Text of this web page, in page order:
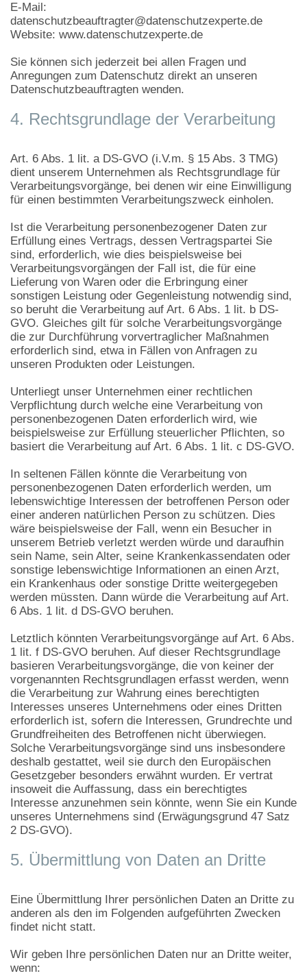
E-Mail:
datenschutzbeauftragter@datenschutzexperte.de
Website: www.datenschutzexperte.de
Sie können sich jederzeit bei allen Fragen und
Anregungen zum Datenschutz direkt an unseren
Datenschutzbeauftragten wenden.
4. Rechtsgrundlage der Verarbeitung
Art. 6 Abs. 1 lit. a DS-GVO (i.V.m. § 15 Abs. 3 TMG)
dient unserem Unternehmen als Rechtsgrundlage für
Verarbeitungsvorgänge, bei denen wir eine Einwilligung
für einen bestimmten Verarbeitungszweck einholen.
Ist die Verarbeitung personenbezogener Daten zur
Erfüllung eines Vertrags, dessen Vertragspartei Sie
sind, erforderlich, wie dies beispielsweise bei
Verarbeitungsvorgängen der Fall ist, die für eine
Lieferung von Waren oder die Erbringung einer
sonstigen Leistung oder Gegenleistung notwendig sind,
so beruht die Verarbeitung auf Art. 6 Abs. 1 lit. b DS-
GVO. Gleiches gilt für solche Verarbeitungsvorgänge
die zur Durchführung vorvertraglicher Maßnahmen
erforderlich sind, etwa in Fällen von Anfragen zu
unseren Produkten oder Leistungen.
Unterliegt unser Unternehmen einer rechtlichen
Verpflichtung durch welche eine Verarbeitung von
personenbezogenen Daten erforderlich wird, wie
beispielsweise zur Erfüllung steuerlicher Pflichten, so
basiert die Verarbeitung auf Art. 6 Abs. 1 lit. c DS-GVO.
In seltenen Fällen könnte die Verarbeitung von
personenbezogenen Daten erforderlich werden, um
lebenswichtige Interessen der betroffenen Person oder
einer anderen natürlichen Person zu schützen. Dies
wäre beispielsweise der Fall, wenn ein Besucher in
unserem Betrieb verletzt werden würde und daraufhin
sein Name, sein Alter, seine Krankenkassendaten oder
sonstige lebenswichtige Informationen an einen Arzt,
ein Krankenhaus oder sonstige Dritte weitergegeben
werden müssten. Dann würde die Verarbeitung auf Art.
6 Abs. 1 lit. d DS-GVO beruhen.
Letztlich könnten Verarbeitungsvorgänge auf Art. 6 Abs.
1 lit. f DS-GVO beruhen. Auf dieser Rechtsgrundlage
basieren Verarbeitungsvorgänge, die von keiner der
vorgenannten Rechtsgrundlagen erfasst werden, wenn
die Verarbeitung zur Wahrung eines berechtigten
Interesses unseres Unternehmens oder eines Dritten
erforderlich ist, sofern die Interessen, Grundrechte und
Grundfreiheiten des Betroffenen nicht überwiegen.
Solche Verarbeitungsvorgänge sind uns insbesondere
deshalb gestattet, weil sie durch den Europäischen
Gesetzgeber besonders erwähnt wurden. Er vertrat
insoweit die Auffassung, dass ein berechtigtes
Interesse anzunehmen sein könnte, wenn Sie ein Kunde
unseres Unternehmens sind (Erwägungsgrund 47 Satz
2 DS-GVO).
5. Übermittlung von Daten an Dritte
Eine Übermittlung Ihrer persönlichen Daten an Dritte zu
anderen als den im Folgenden aufgeführten Zwecken
findet nicht statt.
Wir geben Ihre persönlichen Daten nur an Dritte weiter,
wenn: